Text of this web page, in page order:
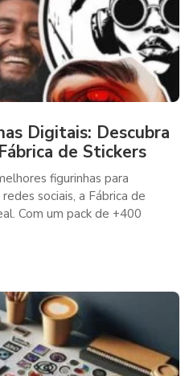
Digitais: Descubra
de Stickers
figurinhas para
sociais, a Fábrica de
Com um pack de +400